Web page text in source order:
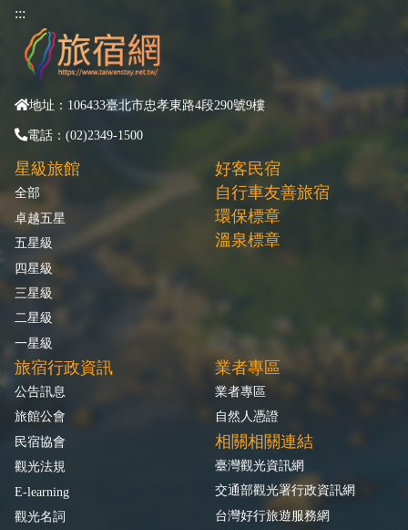
:::
地址：106433臺北市忠孝東路4段290號9樓
電話：(02)2349-1500
星級旅館
全部
卓越五星
五星級
四星級
三星級
二星級
一星級
好客民宿
自行車友善旅宿
環保標章
溫泉標章
旅宿行政資訊
公告訊息
旅館公會
民宿協會
觀光法規
E-learning
觀光名詞
業者專區
業者專區
自然人憑證
相關相關連結
臺灣觀光資訊網
交通部觀光署行政資訊網
台灣好行旅遊服務網